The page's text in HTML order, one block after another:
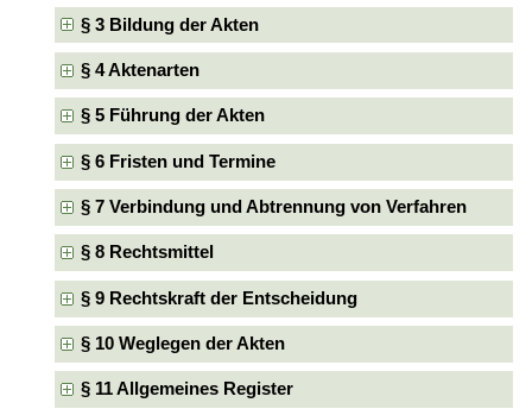
§ 3 Bildung der Akten
§ 4 Aktenarten
§ 5 Führung der Akten
§ 6 Fristen und Termine
§ 7 Verbindung und Abtrennung von Verfahren
§ 8 Rechtsmittel
§ 9 Rechtskraft der Entscheidung
§ 10 Weglegen der Akten
§ 11 Allgemeines Register